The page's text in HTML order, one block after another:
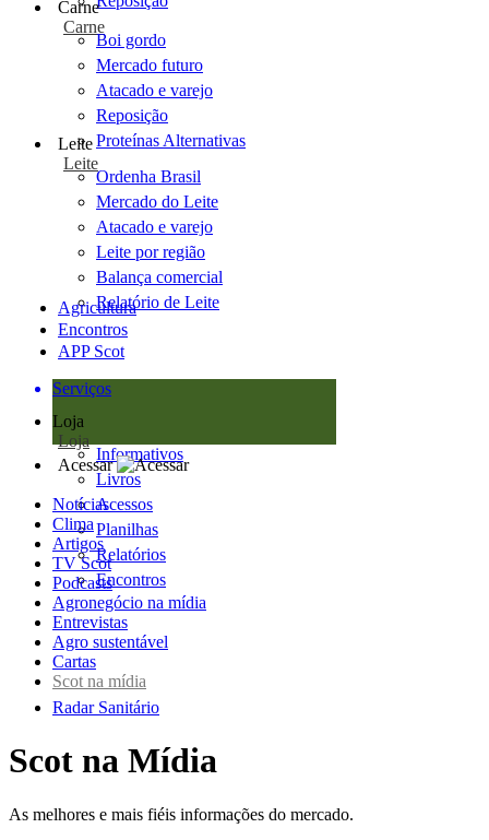
Carne
Carne
Boi gordo
Mercado futuro
Atacado e varejo
Reposição
Proteínas Alternativas
Leite
Leite
Ordenha Brasil
Mercado do Leite
Atacado e varejo
Leite por região
Balança comercial
Relatório de Leite
Agricultura
Encontros
APP Scot
Serviços
Loja
Loja
Informativos
Livros
Acessos
Planilhas
Relatórios
Encontros
Acessar
Notícias
Clima
Artigos
TV Scot
Podcasts
Agronegócio na mídia
Entrevistas
Agro sustentável
Cartas
Scot na mídia
Radar Sanitário
Scot na Mídia
As melhores e mais fiéis informações do mercado.